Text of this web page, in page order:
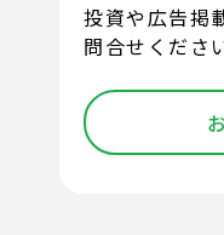
投資や広告掲
問合せくださ